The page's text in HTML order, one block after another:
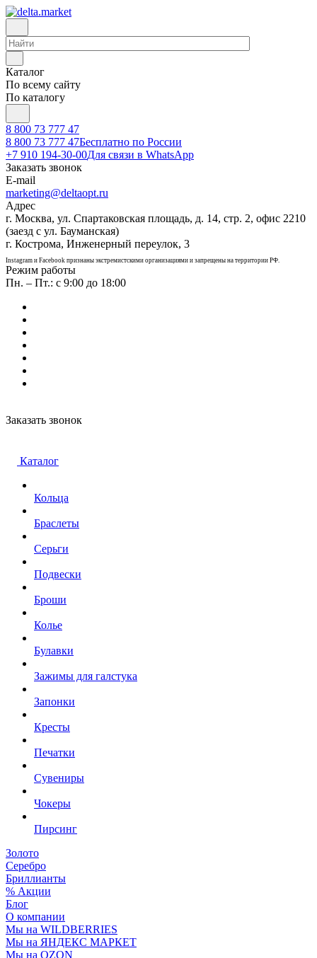
Каталог
По всему сайту
По каталогу
8 800 73 777 47
8 800 73 777 47Бесплатно по России
+7 910 194-30-00Для связи в WhatsApp
Заказать звонок
E-mail
marketing@deltaopt.ru
Адрес
г. Москва, ул. Спартаковская площадь, д. 14, стр. 2, офис 2210
(заезд с ул. Бауманская)
г. Кострома, Инженерный переулок, 3
Instagram и Facebook признаны экстремистскими организациями и запрещены на территории РФ.
Режим работы
Пн. – Пт.: с 9:00 до 18:00
Заказать звонок
Каталог
Кольца
Браслеты
Серьги
Подвески
Броши
Колье
Булавки
Зажимы для галстука
Запонки
Кресты
Печатки
Сувениры
Чокеры
Пирсинг
Золото
Серебро
Бриллианты
% Акции
Блог
О компании
Мы на WILDBERRIES
Мы на ЯНДЕКС МАРКЕТ
Мы на OZON